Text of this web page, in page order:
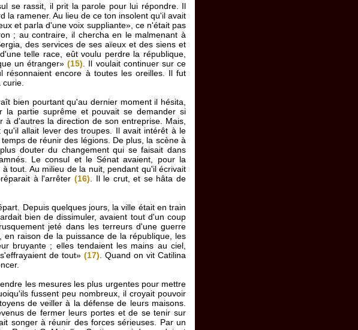
se rassit, il prit la parole pour lui répondre. Il
la ramener. Au lieu de ce ton insolent qu'il avait
et parla d'une voix suppliante», ce n'était pas
; au contraire, il chercha en le malmenant à
des services de ses aïeux et des siens et
telle race, eût voulu perdre la république,
un étranger»(15) . Il voulait continuer sur ce
encore à toutes les oreilles. Il fut
bien pourtant qu'au dernier moment il hésita,
la partie suprême et pouvait se demander si
d'autres la direction de son entreprise. Mais,
allait lever des troupes. Il avait intérêt à le
de réunir des légions. De plus, la scène à
douter du changement qui se faisait dans
Le consul et le Sénat avaient, pour la
tout. Au milieu de la nuit, pendant qu'il écrivait
à l'arrêter(16) . Il le crut, et se hâta de
Depuis quelques jours, la ville était en train
bien de dissimuler, avaient tout d'un coup
jeté dans les terreurs d'une guerre
raison de la puissance de la république, les
bruyante ; elles tendaient les mains au ciel,
de tout»(17) . Quand on vit Catilina
les mesures les plus urgentes pour mettre
fussent peu nombreux, il croyait pouvoir
de veiller à la défense de leurs maisons.
de fermer leurs portes et de se tenir sur
songer à réunir des forces sérieuses. Par un